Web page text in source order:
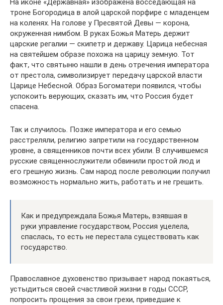
На иконе «Державная» изображена восседающая на
троне Богородица в алой царской порфире с младенцем
на коленях. На голове у Пресвятой Девы — корона,
окруженная нимбом. В руках Божья Матерь держит
царские регалии — скипетр и державу. Царица небесная
на святейшем образе похожа на царицу земную. Тот
факт, что святыню нашли в день отречения императора
от престола, символизирует передачу царской власти
Царице Небесной. Образ Богоматери появился, чтобы
успокоить верующих, сказать им, что Россия будет
спасена.
Так и случилось. Позже императора и его семью
расстреляли, религию запретили на государственном
уровне, а священников почти всех убили. В случившемся
русские священнослужители обвинили простой люд и
его грешную жизнь. Сам народ после революции получил
возможность нормально жить, работать и не грешить.
Как и предупреждала Божья Матерь, взявшая в
руки управление государством, Россия уцелела,
спаслась, то есть не перестала существовать как
государство.
Православное духовенство призывает народ покаяться,
устыдиться своей счастливой жизни в годы СССР,
попросить прощения за свои грехи, приведшие к